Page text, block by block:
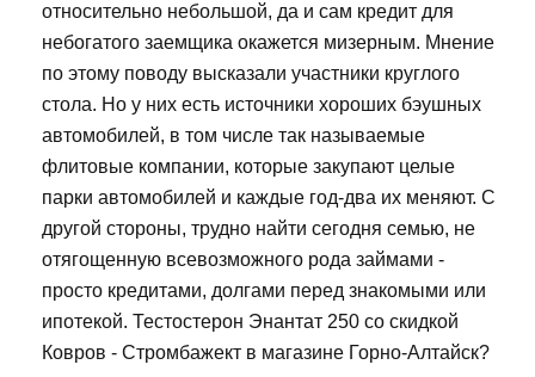
относительно небольшой, да и сам кредит для
небогатого заемщика окажется мизерным. Мнение
по этому поводу высказали участники круглого
стола. Но у них есть источники хороших бэушных
автомобилей, в том числе так называемые
флитовые компании, которые закупают целые
парки автомобилей и каждые год-два их меняют. С
другой стороны, трудно найти сегодня семью, не
отягощенную всевозможного рода займами -
просто кредитами, долгами перед знакомыми или
ипотекой. Тестостерон Энантат 250 со скидкой
Ковров - Стромбажект в магазине Горно-Алтайск?